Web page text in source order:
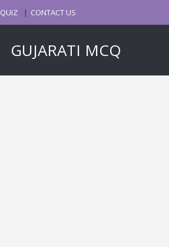
QUIZ CONTACT US
GUJARATI MCQ